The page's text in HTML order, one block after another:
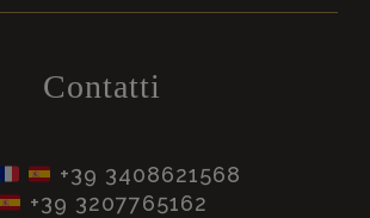
Contatti
+39 3408621568
+39 3207765162